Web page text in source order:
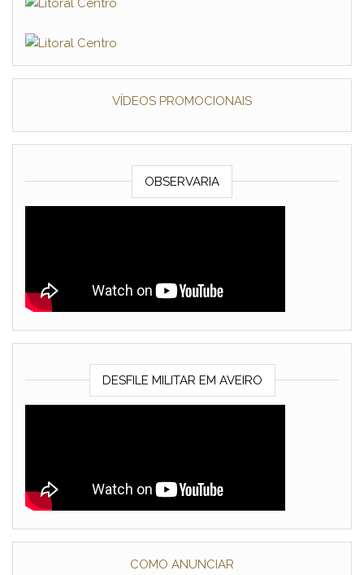
VÍDEOS PROMOCIONAIS
OBSERVARIA
DESFILE MILITAR EM AVEIRO
COMO ANUNCIAR